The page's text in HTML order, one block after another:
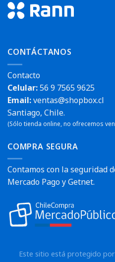
CONTÁCTANOS
Contacto
Celular:56 9 7565 9625
Email:ventas@shopbox.cl
Santiago, Chile.
(Sólo tienda online, no ofrecemos
COMPRA SEGURA
Contamos con la seguridad
Mercado Pago y Getnet.
Este sitio está protegido por